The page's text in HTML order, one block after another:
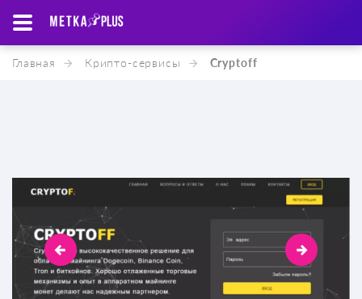
Главная Крипто-cервисы Cryptoff